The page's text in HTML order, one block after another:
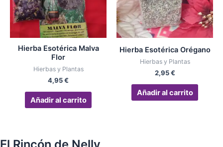
Hierba Esotérica Malva
Flor
Hierbas y Plantas
4,95€
Añadir al carrito
Hierba Esotérica Orégano
Hierbas y Plantas
2,95€
Añadir al carrito